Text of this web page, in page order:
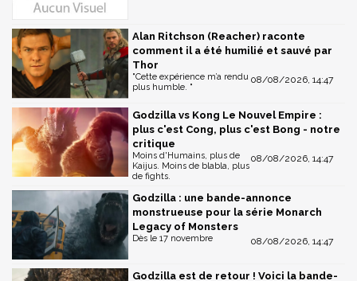
Alan Ritchson (Reacher) raconte
comment il a été humilié et sauvé par
Thor
08/08/2026, 14:47
"Cette expérience m’a rendu
plus humble. "
Godzilla vs Kong Le Nouvel Empire :
plus c'est Cong, plus c'est Bong - notre
critique
08/08/2026, 14:47
Moins d'Humains, plus de
Kaijus. Moins de blabla, plus
de fights.
Godzilla : une bande-annonce
monstrueuse pour la série Monarch
Legacy of Monsters
08/08/2026, 14:47
Dès le 17 novembre
Godzilla est de retour ! Voici la bande-